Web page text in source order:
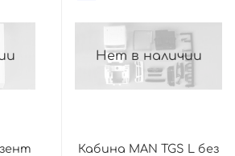
Нет в наличии
Кабина MAN TGS L без